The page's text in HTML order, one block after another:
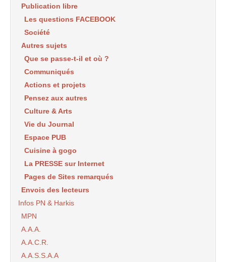
Publication libre
Les questions FACEBOOK
Société
Autres sujets
Que se passe-t-il et où ?
Communiqués
Actions et projets
Pensez aux autres
Culture & Arts
Vie du Journal
Espace PUB
Cuisine à gogo
La PRESSE sur Internet
Pages de Sites remarqués
Envois des lecteurs
Infos PN & Harkis
MPN
A.A.A.
A.A.C.R.
A.A.S.S.A.A